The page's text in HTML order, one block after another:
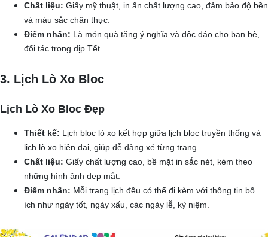
Chất liệu: Giấy mỹ thuật, in ấn chất lượng cao, đảm bảo độ bền
và màu sắc chân thực.
Điểm nhấn: Là món quà tặng ý nghĩa và độc đáo cho bạn bè,
đối tác trong dịp Tết.
3. Lịch Lò Xo Bloc
Lịch Lò Xo Bloc Đẹp
Thiết kế: Lịch bloc lò xo kết hợp giữa lịch bloc truyền thống và
lịch lò xo hiện đại, giúp dễ dàng xé từng trang.
Chất liệu: Giấy chất lượng cao, bề mặt in sắc nét, kèm theo
những hình ảnh đẹp mắt.
Điểm nhấn: Mỗi trang lịch đều có thể đi kèm với thông tin bổ
ích như ngày tốt, ngày xấu, các ngày lễ, kỷ niệm.